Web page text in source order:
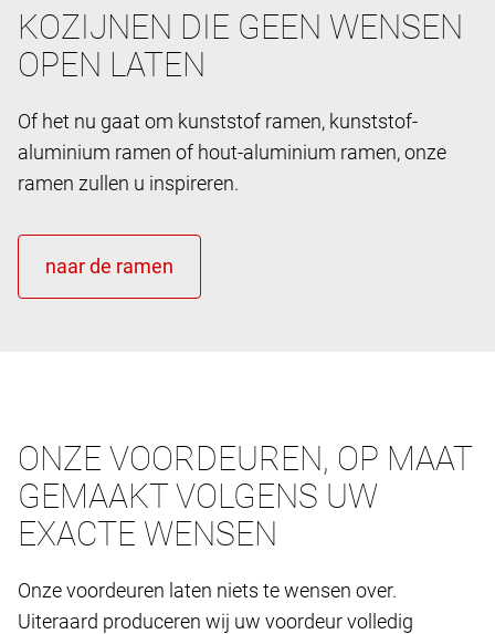
KOZIJNEN DIE GEEN WENSEN
OPEN LATEN
Of het nu gaat om kunststof ramen, kunststof-
aluminium ramen of hout-aluminium ramen, onze
ramen zullen u inspireren.
ONZE VOORDEUREN, OP MAAT
GEMAAKT VOLGENS UW
EXACTE WENSEN
Onze voordeuren laten niets te wensen over.
Uiteraard produceren wij uw voordeur volledig